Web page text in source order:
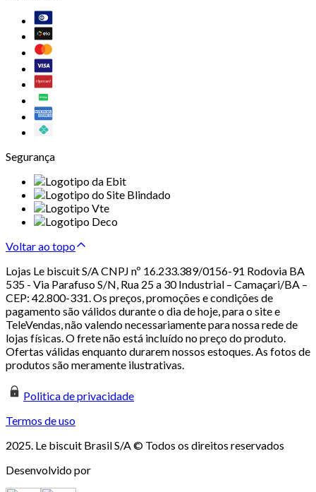
Segurança
Voltar ao topo
Lojas Le biscuit S/A CNPJ nº 16.233.389/0156-91 Rodovia BA
535 - Via Parafuso S/N, Rua 25 a 30 Industrial – Camaçari/BA –
CEP: 42.800-331. Os preços, promoções e condições de
pagamento são válidos durante o dia de hoje, para o site e
TeleVendas, não valendo necessariamente para nossa rede de
lojas físicas. O frete não está incluído no preço do produto.
Ofertas válidas enquanto durarem nossos estoques. As fotos de
produtos são meramente ilustrativas.
Politica de privacidade
Termos de uso
2025. Le biscuit Brasil S/A © Todos os direitos reservados
Desenvolvido por